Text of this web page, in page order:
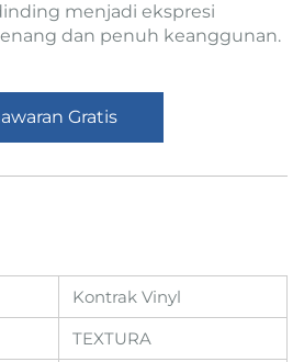
menjadi ekspresi
dan penuh keanggunan.
Gratis
Kontrak Vinyl
TEXTURA